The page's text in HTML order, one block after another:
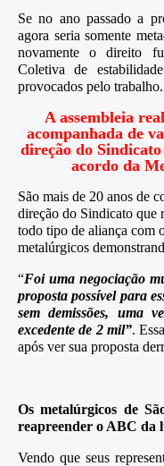
Se no ano passado a
agora seria somente
novamente o direito
Coletiva de
provocados pelo trabalho.
A assembleia
acompanhada de
direção do
acordo da
São mais de 20 anos de
direção do Sindicato que
todo tipo de aliança com
metalúrgicos
“Foi uma negociação
proposta possível para
sem demissões, uma
excedente de 2 mil”.
após ver sua proposta
Os metalúrgicos de
reapreender o ABC da
Vendo que seus